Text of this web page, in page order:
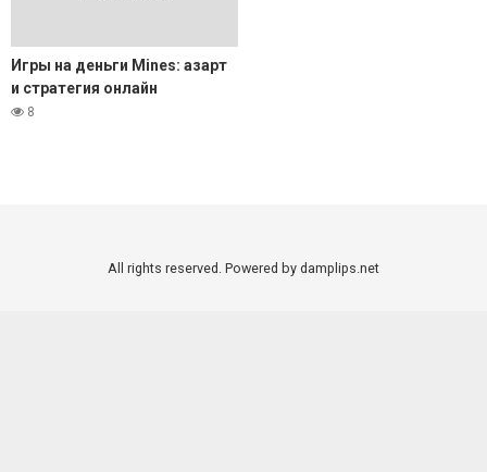
Игры на деньги Mines: азарт
и стратегия онлайн
8
All rights reserved. Powered by damplips.net